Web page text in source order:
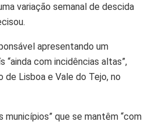
variação semanal de descida
apresentando um
“ainda com incidências altas”,
de Lisboa e Vale do Tejo, no
municípios” que se mantêm “com